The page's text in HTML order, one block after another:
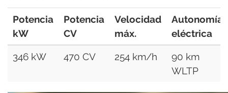
Potencia
kW
Potencia
CV
Velocidad
máx.
Autonomía
eléctrica
346 kW 470 CV 254 km/h
90 km
WLTP